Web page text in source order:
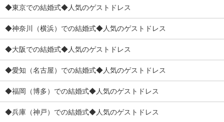
◆東京での結婚式◆人気のゲストドレス
◆神奈川（横浜）での結婚式◆人気のゲストドレス
◆大阪での結婚式◆人気のゲストドレス
◆愛知（名古屋）での結婚式◆人気のゲストドレス
◆福岡（博多）での結婚式◆人気のゲストドレス
◆兵庫（神戸）での結婚式◆人気のゲストドレス